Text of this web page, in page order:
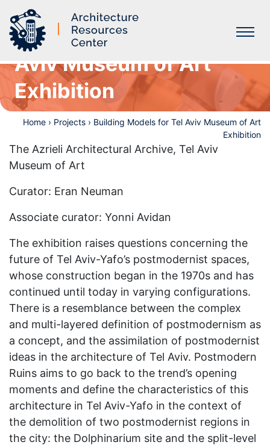
Labs
Building Models for Tel
Aviv Museum of Art
Exhibition
Home › Projects › Building Models for Tel Aviv Museum of Art
Exhibition
The Azrieli Architectural Archive, Tel Aviv
Museum of Art
Curator: Eran Neuman
Associate curator: Yonni Avidan
The exhibition raises questions concerning the
future of Tel Aviv-Yafo’s postmodernist spaces,
whose construction began in the 1970s and has
continued until today in varying configurations.
There is a resemblance between the complex
and multi-layered definition of postmodernism as
a concept, and the assimilation of postmodernist
ideas in the architecture of Tel Aviv. Postmodern
Ruins aims to go back to the trend’s opening
moments and define the characteristics of this
architecture in Tel Aviv-Yafo in the context of
the demolition of two postmodernist regions in
the city: the Dolphinarium site and the split-level